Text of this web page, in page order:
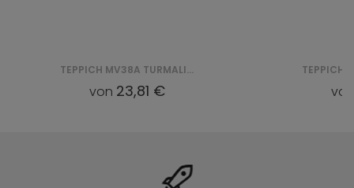
TEPPICH MV38A TURMALIN GPL - ZIELONY
von 23,81 €